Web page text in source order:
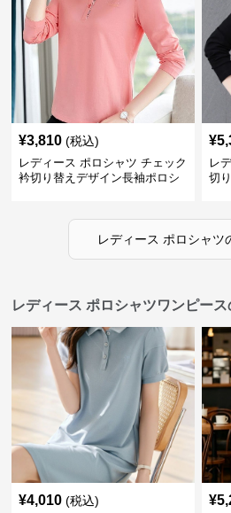
¥3,810 (税込)
レディース ポロシャツ チェック
衿切り替えデザイン長袖ポロシ
¥
レ
切
レディース ポロシャツ
レディース ポロシャツワンピー
¥4,010 (税込) ¥